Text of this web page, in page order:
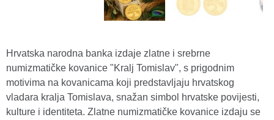
Hrvatska narodna banka izdaje zlatne i srebrne
numizmatičke kovanice "Kralj Tomislav", s prigodnim
motivima na kovanicama koji predstavljaju hrvatskog
vladara kralja Tomislava, snažan simbol hrvatske povijesti,
kulture i identiteta. Zlatne numizmatičke kovanice izdaju se